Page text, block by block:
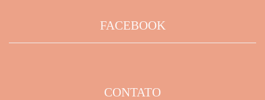
FACEBOOK
CONTATO